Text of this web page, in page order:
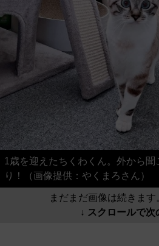
1歳を迎えたちくわくん。外から聞
り！（画像提供：やくまろさん）
まだまだ画像は続きます
↓ スクロールで次